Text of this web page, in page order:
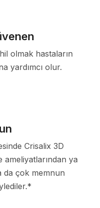
olmak hastaların
yardımcı olur.
Crisalix 3D
ya
da çok memnun